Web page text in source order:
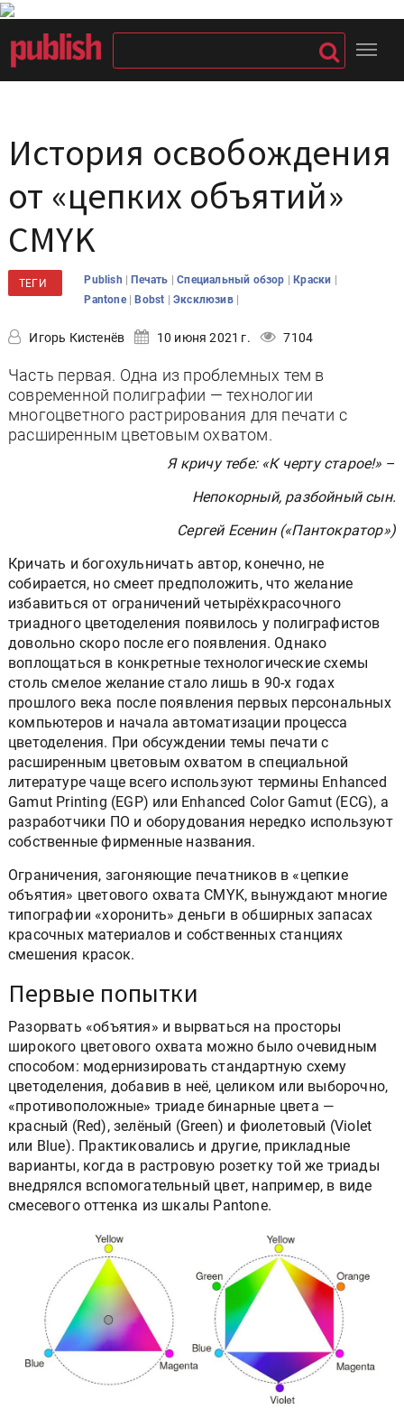
История освобождения
от «цепких объятий»
CMYK
ТЕГИ Publish |Печать |Специальный обзор |Краски |
Pantone |Bobst |Эксклюзив |
Игорь Кистенёв 10 июня 2021 г. 7104
Часть первая. Одна из проблемных тем в
современной полиграфии — технологии
многоцветного растрирования для печати с
расширенным цветовым охватом.
Я кричу тебе: «К черту старое!» –
Непокорный, разбойный сын.
Сергей Есенин («Пантократор»)
Кричать и богохульничать автор, конечно, не
собирается, но смеет предположить, что желание
избавиться от ограничений четырёхкрасочного
триадного цветоделения появилось у полиграфистов
довольно скоро после его появления. Однако
воплощаться в конкретные технологические схемы
столь смелое желание стало лишь в 90-х годах
прошлого века после появления первых персональных
компьютеров и начала автоматизации процесса
цветоделения. При обсуждении темы печати с
расширенным цветовым охватом в специальной
литературе чаще всего используют термины Enhanced
Gamut Printing (EGP) или Enhanced Color Gamut (ECG), а
разработчики ПО и оборудования нередко используют
собственные фирменные названия.
Ограничения, загоняющие печатников в «цепкие
объятия» цветового охвата CMYK, вынуждают многие
типографии «хоронить» деньги в обширных запасах
красочных материалов и собственных станциях
смешения красок.
Первые попытки
Разорвать «объятия» и вырваться на просторы
широкого цветового охвата можно было очевидным
способом: модернизировать стандартную схему
цветоделения, добавив в неё, целиком или выборочно,
«противоположные» триаде бинарные цвета —
красный (Red), зелёный (Green) и фиолетовый (Violet
или Blue). Практиковались и другие, прикладные
варианты, когда в растровую розетку той же триады
внедрялся вспомогательный цвет, например, в виде
смесевого оттенка из шкалы Pantone.